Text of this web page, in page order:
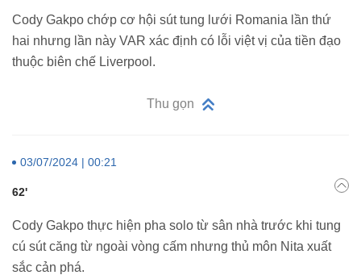
Cody Gakpo chớp cơ hội sút tung lưới Romania lần thứ
hai nhưng lần này VAR xác định có lỗi việt vị của tiền đạo
thuộc biên chế Liverpool.
Thu gọn
03/07/2024 | 00:21
62'
Cody Gakpo thực hiện pha solo từ sân nhà trước khi tung
cú sút căng từ ngoài vòng cấm nhưng thủ môn Nita xuất
sắc cản phá.